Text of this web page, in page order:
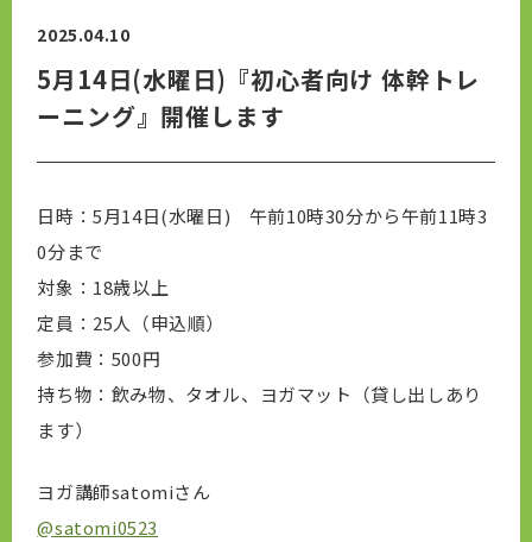
2025.04.10
5月14日(水曜日)『初心者向け 体幹トレ
ーニング』開催します
日時：5月14日(水曜日) 午前10時30分から午前11時3
0分まで
対象：18歳以上
定員：25人（申込順）
参加費：500円
持ち物：飲み物、タオル、
ヨガマット（貸し出しあり
ます）
ヨガ講師satomiさん
@satomi0523